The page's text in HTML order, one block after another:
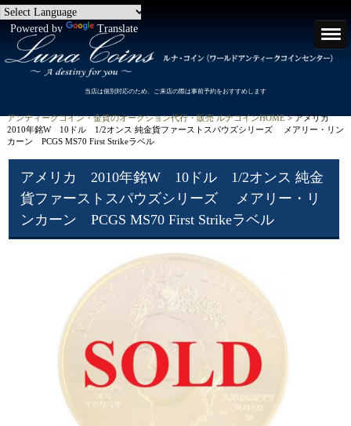
Powered by Translate
当店は個別対応のため、ご来店の際は事前予約をおすすめします
アンティークコイン・金貨のオークション代行・販売 ルナコインHOME> アメリカ
2010年銘W 10ドル 1/2オンス 純金貨ファーストスパウズシリーズ メアリー・リン
カーン PCGS MS70 First Strikeラベル
アメリカ 2010年銘W 10ドル 1/2オンス 純金
貨ファーストスパウズシリーズ メアリー・リ
ンカーン PCGS MS70 First Strikeラベル